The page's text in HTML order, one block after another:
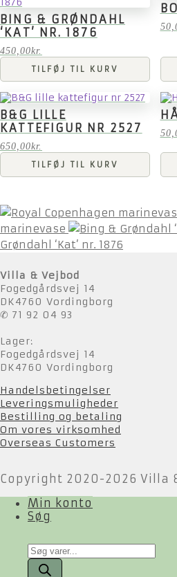
BING & GRØNDAHL
‘KAT’ NR. 1876
450,00kr.
TILFØJ TIL KURV
B&G LILLE
KATTEFIGUR NR 2527
650,00kr.
TILFØJ TIL KURV
marinevase
Grøndahl ‘Kat’ nr. 1876
Villa & Vejbod
Fogedgårdsvej 14
DK4760 Vordingborg
✆ 71 92 04 93
Lager:
Fogedgårdsvej 14
DK4760 Vordingborg
Handelsbetingelser
Leveringsmuligheder
Bestilling og betaling
Om vores virksomhed
Overseas Customers
Copyright 2020-2026 Villa
Min konto
Søg
Products
search